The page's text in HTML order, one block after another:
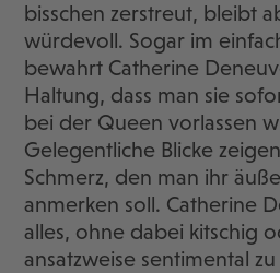
bisschen zerstreut, bleibt
würdevoll. Sogar im
bewahrt Catherine
Haltung, dass man sie
bei der Queen vorlassen
Gelegentliche Blicke
Schmerz, den man ihr
anmerken soll. Catherine
alles, ohne dabei kitschig
ansatzweise sentimental